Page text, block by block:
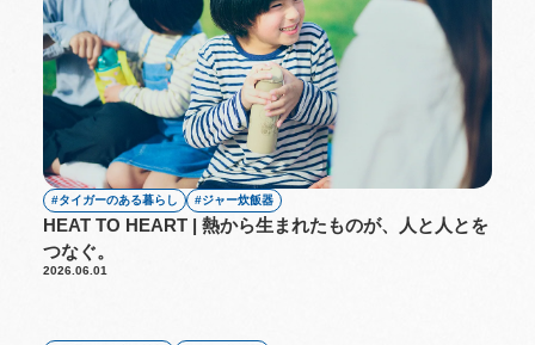
タイガーのある暮らし ジャー炊飯器
HEAT TO HEART | 熱から生まれたものが、人と人とを
つなぐ。
2026.06.01